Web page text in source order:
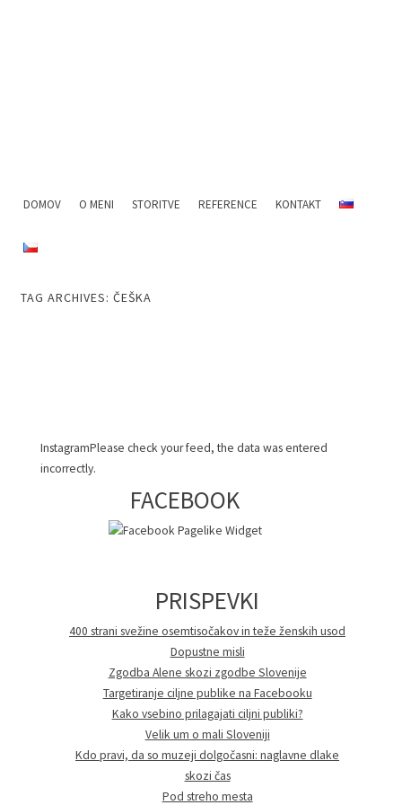
MENU
SKIP TO CONTENT
DOMOV O MENI STORITVE REFERENCE KONTAKT
TAG ARCHIVES:ČEŠKA
InstagramPlease check your feed, the data was entered
incorrectly.
FACEBOOK
PRISPEVKI
400 strani svežine osemtisočakov in teže ženskih usod
Dopustne misli
Zgodba Alene skozi zgodbe Slovenije
Targetiranje ciljne publike na Facebooku
Kako vsebino prilagajati ciljni publiki?
Velik um o mali Sloveniji
Kdo pravi, da so muzeji dolgočasni: naglavne dlake
skozi čas
Pod streho mesta